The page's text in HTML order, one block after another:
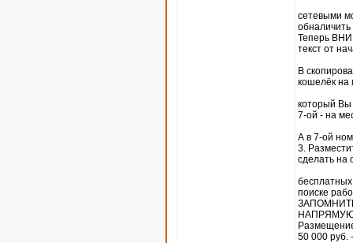
сетевыми
обналичить
Теперь
текст от
В
кошелёк на
который Вы
7-ой - на
А в 7-ой
3.
сделать на
поиске
50 000 руб.